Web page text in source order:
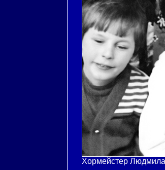
Хормейстер